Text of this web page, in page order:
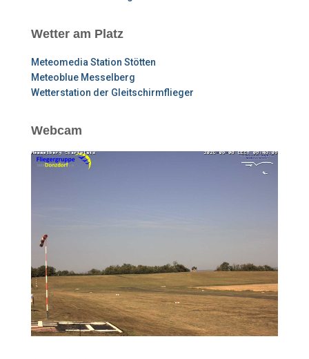
Wetter am Platz
Meteomedia Station Stötten
Meteoblue Messelberg
Wetterstation der Gleitschirmflieger
Webcam